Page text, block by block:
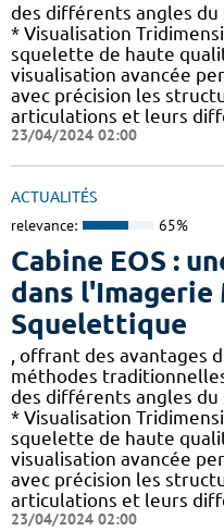
des différents angles
* Visualisation
squelette de haute
visualisation avancée
avec précision les
articulations et leurs
23/04/2024 02:00
ACTUALITÉS
relevance: 65%
Cabine EOS :
dans l'Imagerie
Squelettique
, offrant des avantages
méthodes
des différents angles
* Visualisation
squelette de haute
visualisation avancée
avec précision les
articulations et leurs
23/04/2024 02:00